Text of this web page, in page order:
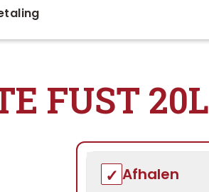
FUST 20L
Afhalen